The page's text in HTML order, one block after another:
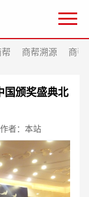
商帮溯源 商帮
国颁奖盛典北
作者：本站